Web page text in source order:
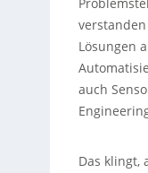
Lösungen
auch
Das klingt,